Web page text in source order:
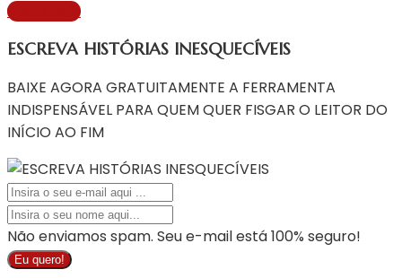
Saiba Mais
ESCREVA HISTÓRIAS INESQUECÍVEIS
BAIXE AGORA GRATUITAMENTE A FERRAMENTA
INDISPENSÁVEL PARA QUEM QUER FISGAR O LEITOR DO
INÍCIO AO FIM
Não enviamos spam. Seu e-mail está 100% seguro!
Eu quero!